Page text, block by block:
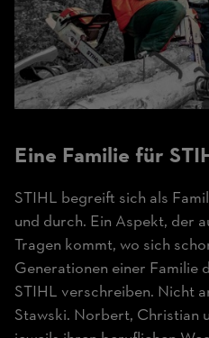
Eine Familie für
STIHL begreift sich als
und durch. Ein Aspekt, der
Tragen kommt, wo sich
Generationen einer Familie
STIHL verschreiben. Nicht
Stawski. Norbert, Christian